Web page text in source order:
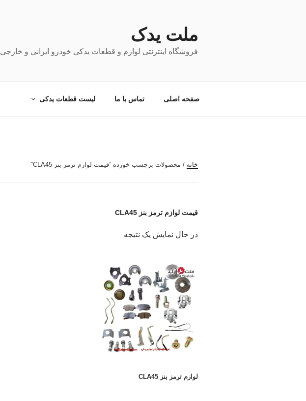
ملت یدک
فروشگاه اینترنتی لوازم و قطعات یدکی خودرو ایرانی و خارجی
صفحه اصلی تماس با ما لیست قطعات یدکی
خانه / محصولات برچسب خورده “قیمت لوازم ترمز بنز CLA45”
قیمت لوازم ترمز بنز CLA45
در حال نمایش یک نتیجه
لوازم ترمز بنز CLA45